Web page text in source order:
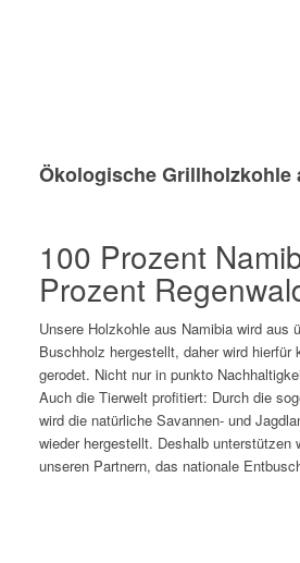
Ökologische Grillholzkohle
100 Prozent
Prozent
Unsere Holzkohle aus Namibia wird aus
Buschholz hergestellt, daher wird hierfür
gerodet. Nicht nur in punkto
Auch die Tierwelt profitiert: Durch die
wird die natürliche Savannen- und
wieder hergestellt. Deshalb unterstützen
unseren Partnern, das nationale